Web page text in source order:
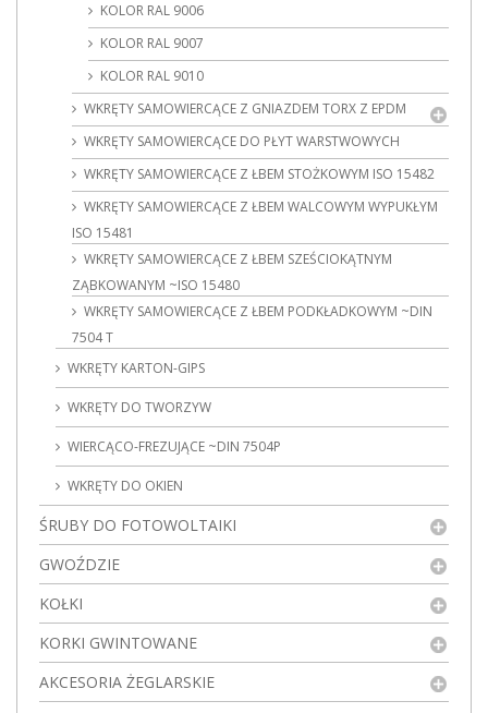
KOLOR RAL 9006
KOLOR RAL 9007
KOLOR RAL 9010
WKRĘTY SAMOWIERCĄCE Z GNIAZDEM TORX Z EPDM
WKRĘTY SAMOWIERCĄCE DO PŁYT WARSTWOWYCH
WKRĘTY SAMOWIERCĄCE Z ŁBEM STOŻKOWYM ISO 15482
WKRĘTY SAMOWIERCĄCE Z ŁBEM WALCOWYM WYPUKŁYM
ISO 15481
WKRĘTY SAMOWIERCĄCE Z ŁBEM SZEŚCIOKĄTNYM
ZĄBKOWANYM ~ISO 15480
WKRĘTY SAMOWIERCĄCE Z ŁBEM PODKŁADKOWYM ~DIN
7504 T
WKRĘTY KARTON-GIPS
WKRĘTY DO TWORZYW
WIERCĄCO-FREZUJĄCE ~DIN 7504P
WKRĘTY DO OKIEN
ŚRUBY DO FOTOWOLTAIKI
GWOŹDZIE
KOŁKI
KORKI GWINTOWANE
AKCESORIA ŻEGLARSKIE